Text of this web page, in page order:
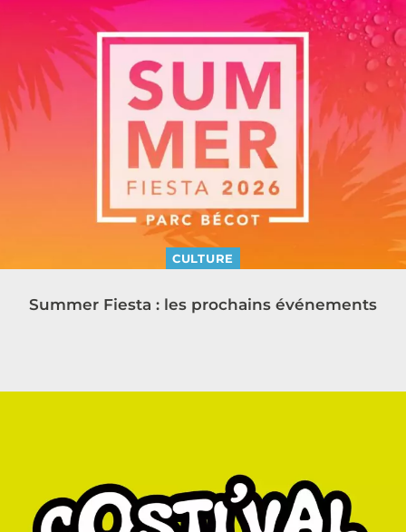
CULTURE
Summer Fiesta : les prochains événements